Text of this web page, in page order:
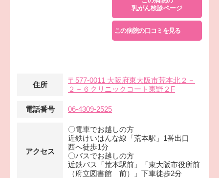
乳がん検診ページ
この病院の口コミを見る
住所
〒577-0011 大阪府東大阪市荒本北２－
２－６クリニックコート東野２F
電話番号 06-4309-2525
アクセス
〇電車でお越しの方
近鉄けいはんな線「荒本駅」1番出口
西へ徒歩1分
〇バスでお越しの方
近鉄バス「荒本駅前」「東大阪市役所前
（府立図書館 前）」下車徒歩2分